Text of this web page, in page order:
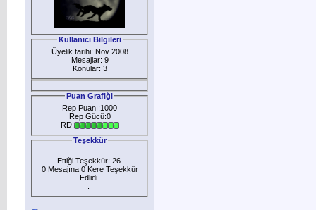
Kullanıcı Bilgileri
Üyelik tarihi: Nov 2008
Mesajlar: 9
Konular: 3
Puan Grafiği
Rep Puanı:1000
Rep Gücü:0
RD:
Teşekkür
Ettiği Teşekkür: 26
0 Mesajına 0 Kere Teşekkür
Edlidi
: